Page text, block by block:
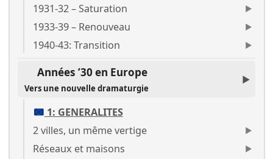
1931-32 – Saturation
1933-39 – Renouveau
1940-43: Transition
Années ’30 en Europe
Vers une nouvelle dramaturgie
1: GENERALITES
2 villes, un même vertige
Réseaux et maisons